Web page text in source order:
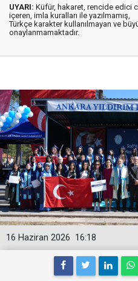
UYARI: Küfür, hakaret, rencide edici
içeren, imla kuralları ile yazılmamış,
Türkçe karakter kullanılmayan ve
onaylanmamaktadır.
16:18
16 Haziran 2026